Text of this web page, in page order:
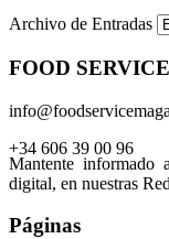
Archivo de Entradas
FOOD
+34 606 39 00 96
Mantente informado
digital, en nuestras
Páginas